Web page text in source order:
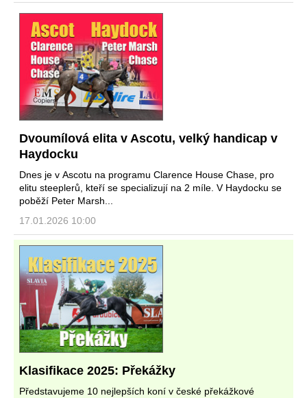
Dvoumílová elita v Ascotu, velký handicap v
Haydocku
Dnes je v Ascotu na programu Clarence House Chase, pro
elitu steeplerů, kteří se specializují na 2 míle. V Haydocku se
poběží Peter Marsh...
17.01.2026 10:00
Klasifikace 2025: Překážky
Představujeme 10 nejlepších koní v české překážkové